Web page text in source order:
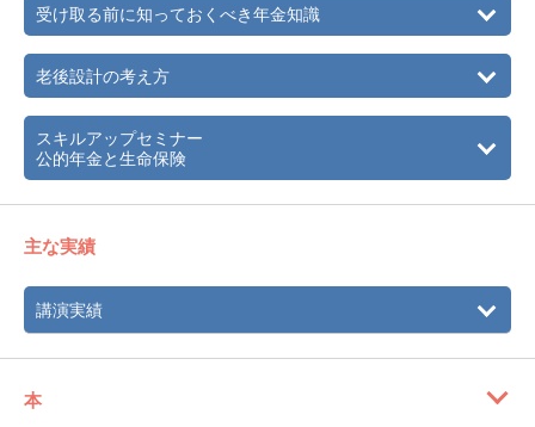
受け取る前に知っておくべき年金知識
老後設計の考え方
スキルアップセミナー
公的年金と生命保険
主な実績
講演実績
本